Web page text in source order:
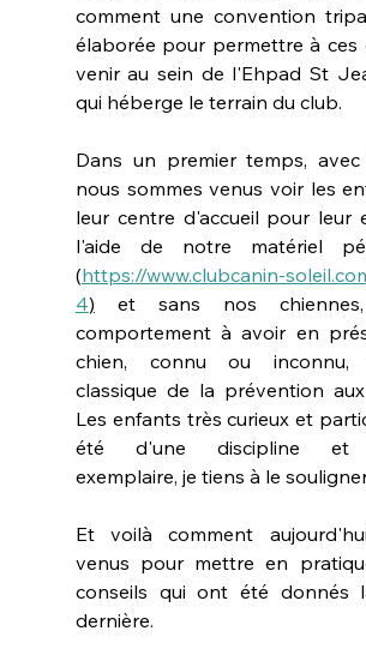
comment une convention
élaborée pour permettre à ces
venir au sein de l'Ehpad St
qui héberge le terrain du club.
Dans un premier temps, avec
nous sommes venus voir les
leur centre d'accueil pour leur
l'aide de notre matériel
(https://www.clubcanin-
4) et sans nos
comportement à avoir en
chien, connu ou inconnu,
classique de la prévention
Les enfants très curieux et
été d'une discipline et
exemplaire, je tiens à le
Et voilà comment
venus pour mettre en
conseils qui ont été donnés
dernière.